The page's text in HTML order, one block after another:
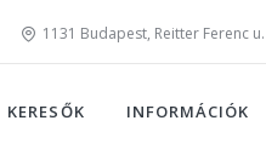
1131 Budapest, Reitter Ferenc
KERESŐK INFORMÁCIÓK